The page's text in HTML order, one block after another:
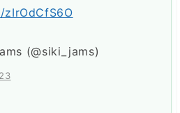
(@siki_jams)